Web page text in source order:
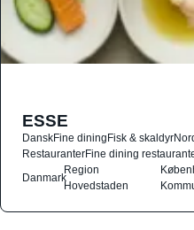
ESSE
DanskFine diningFisk & skaldyr
RestauranterFine dining
Danmark
Region
Hovedstaden